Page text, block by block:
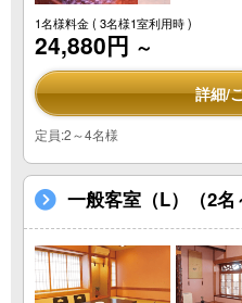
1名様料金( 3名様1室利用時 )
24,880円 ～
詳細/
定員:2～4名様
一般客室（L）（2名